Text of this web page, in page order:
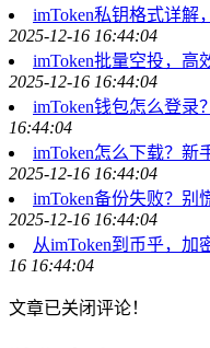
imToken私钥格式详解
2025-12-16 16:44:04
imToken批量空投，高
2025-12-16 16:44:04
imToken钱包怎么登录
16:44:04
imToken怎么下载？新
2025-12-16 16:44:04
imToken备份失败？别
2025-12-16 16:44:04
从imToken到币乎，加
16 16:44:04
文章已关闭评论！